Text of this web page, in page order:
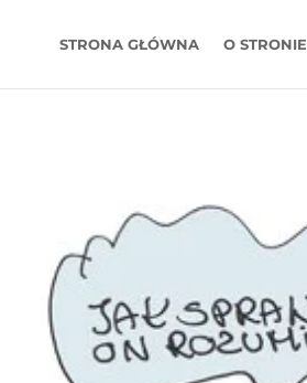
STRONA GŁÓWNA O STRONIE